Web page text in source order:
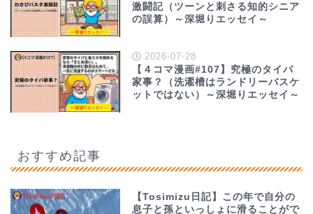
激闘記（ツーンと刺さる知的シニア
の誤算）～深堀りエッセイ～
2026-07-28
【４コマ漫画#107】究極のタイパ
家事？（洗濯槽はランドリーバスケ
ットではない）～深堀りエッセイ～
おすすめ記事
【Tosimizu日記】この年で自分の
息子と孫といっしょに滑ることがで